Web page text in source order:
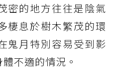
密的地方往往是陰氣
棲息於樹木繁茂的環
鬼月特別容易受到影
不適的情況。